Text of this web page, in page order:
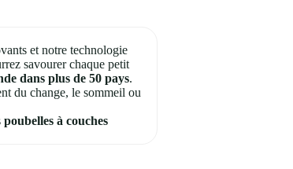
et notre technologie
savourer chaque petit
dans plus de 50 pays.
du change, le sommeil ou
poubelles à couches